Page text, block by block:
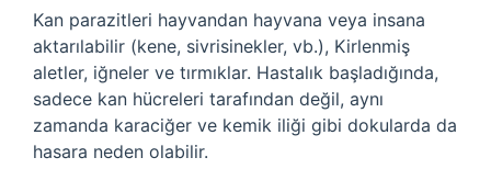
Kan parazitleri hayvandan hayvana veya insana
aktarılabilir (kene, sivrisinekler, vb.), Kirlenmiş
aletler, iğneler ve tırmıklar. Hastalık başladığında,
sadece kan hücreleri tarafından değil, aynı
zamanda karaciğer ve kemik iliği gibi dokularda da
hasara neden olabilir.